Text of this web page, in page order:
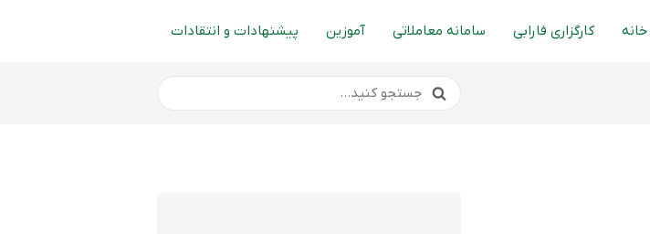
خانه کارگزاری فارابی سامانه معاملاتی آموزین پیشنهادات و انتقادات